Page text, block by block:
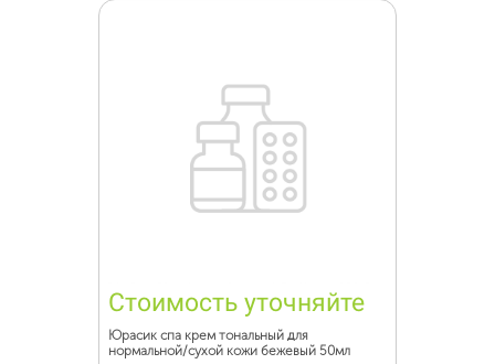
Стоимость уточняйте
Юрасик спа крем тональный для
нормальной/сухой кожи бежевый 50мл